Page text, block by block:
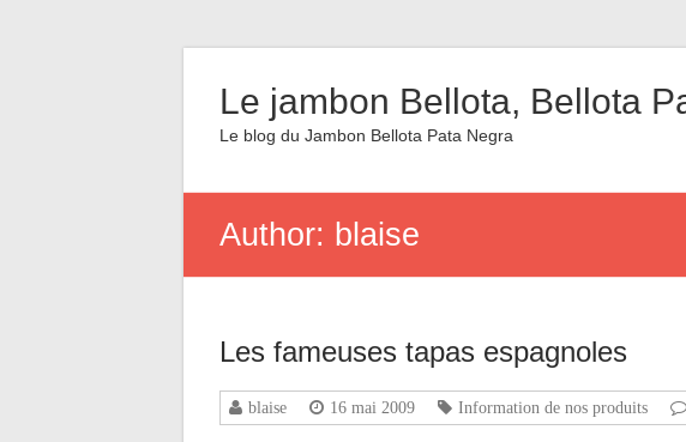
Le jambon Bellota, Bellota
Le blog du Jambon Bellota Pata Negra
Author: blaise
Les fameuses tapas espagnoles
blaise 16 mai 2009 Information de nos produits